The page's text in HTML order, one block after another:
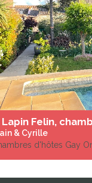
& Cyrille
d'hôtes Gay